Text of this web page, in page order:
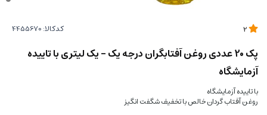
کدکالا:
پک 20 عددی روغن آفتابگران درجه یک - یک لیتری با تاییده
آزمایشگاه
با تاییده آزمایشگاه
روغن آفتاب گردان خالص با تخفیف شگفت انگیز